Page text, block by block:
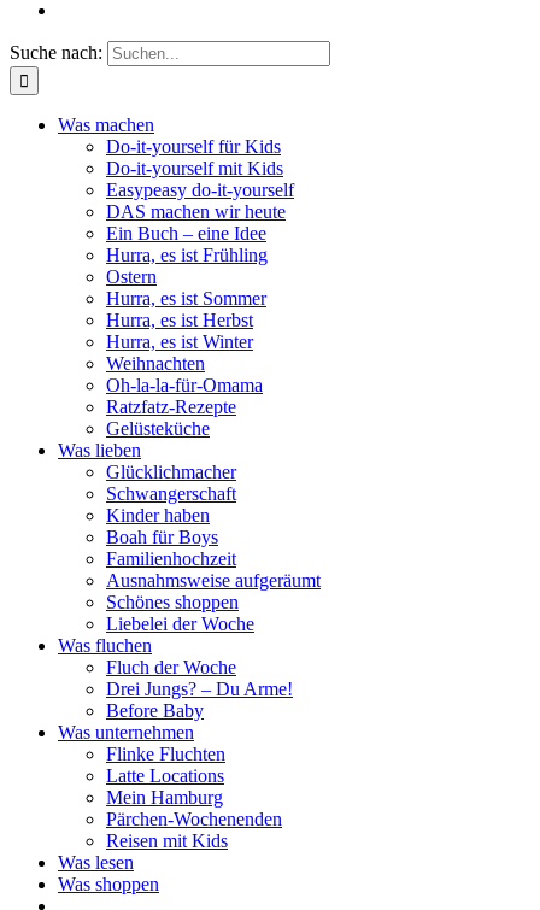
Suche nach:
Was machen
Do-it-yourself für Kids
Do-it-yourself mit Kids
Easypeasy do-it-yourself
DAS machen wir heute
Ein Buch – eine Idee
Hurra, es ist Frühling
Ostern
Hurra, es ist Sommer
Hurra, es ist Herbst
Hurra, es ist Winter
Weihnachten
Oh-la-la-für-Omama
Ratzfatz-Rezepte
Gelüsteküche
Was lieben
Glücklichmacher
Schwangerschaft
Kinder haben
Boah für Boys
Familienhochzeit
Ausnahmsweise aufgeräumt
Schönes shoppen
Liebelei der Woche
Was fluchen
Fluch der Woche
Drei Jungs? – Du Arme!
Before Baby
Was unternehmen
Flinke Fluchten
Latte Locations
Mein Hamburg
Pärchen-Wochenenden
Reisen mit Kids
Was lesen
Was shoppen